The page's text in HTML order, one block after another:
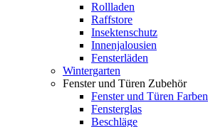
Rollladen
Raffstore
Insektenschutz
Innenjalousien
Fensterläden
Wintergarten
Fenster und Türen Zubehör
Fenster und Türen Farben
Fensterglas
Beschläge